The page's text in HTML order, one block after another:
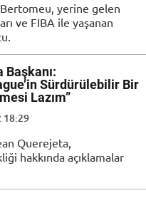
yerine gelen
ve FIBA ile yaşanan
Başkanı:
Sürdürülebilir Bir
Lazım”
18:29
Querejeta,
hakkında açıklamalar